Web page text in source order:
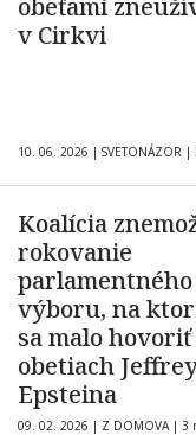
obeťami
v Cirkvi
10. 06. 2026 | SVETONÁZOR |
Koalícia
rokovanie
parlamentného
výboru, na
sa malo hovoriť
obetiach
Epsteina
09. 02. 2026 | Z DOMOVA | 3